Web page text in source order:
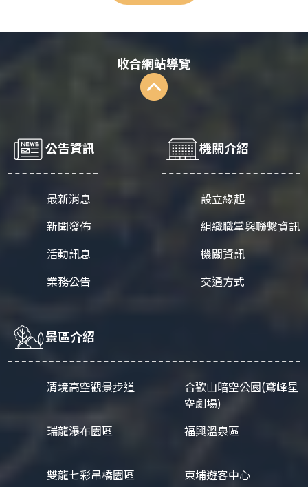
收合網站導覽
公告資訊
最新消息
新聞發佈
活動訊息
業務公告
機關介紹
設立緣起
組織職掌與聯繫資訊
機關資訊
交通方式
景區介紹
清境高空觀景步道
瑞龍瀑布園區
雙龍七彩吊橋園區
合歡山暗空公園(鳶峰星
空劇場)
福興溫泉區
東埔遊客中心